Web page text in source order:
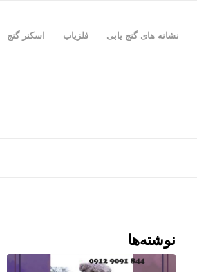
نشانه های گنج یابی فلزیاب اسکنر گنج
نوشته‌ها